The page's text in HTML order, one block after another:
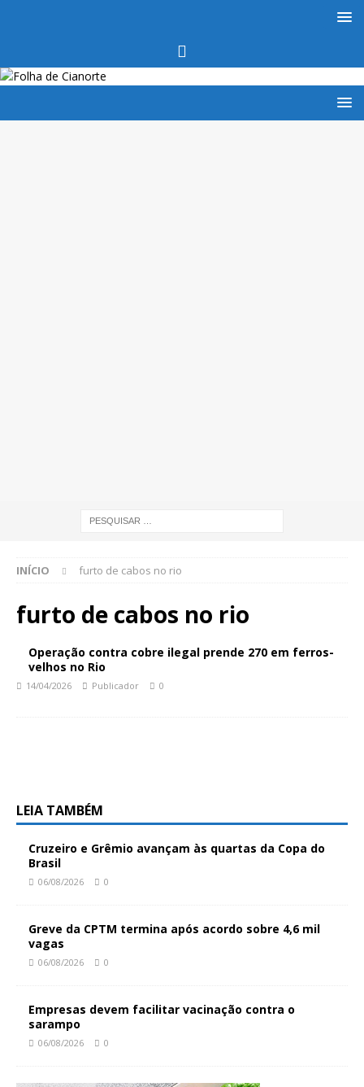
INÍCIO furto de cabos no rio
furto de cabos no rio
Operação contra cobre ilegal prende 270 em ferros-
velhos no Rio
14/04/2026 Publicador 0
LEIA TAMBÉM
Cruzeiro e Grêmio avançam às quartas da Copa do
Brasil
06/08/2026 0
Greve da CPTM termina após acordo sobre 4,6 mil
vagas
06/08/2026 0
Empresas devem facilitar vacinação contra o
sarampo
06/08/2026 0